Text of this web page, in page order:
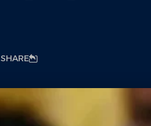
SHARE